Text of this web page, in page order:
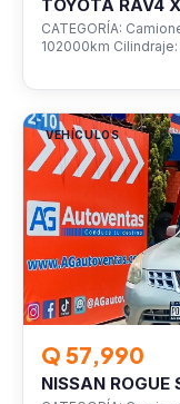
TOYOTA RAV4
CATEGORÍA:
102000km
VEHÍCULOS
Q 57,990
NISSAN ROGUE